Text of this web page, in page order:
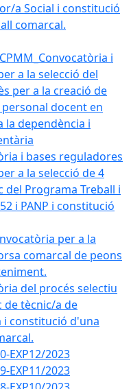
a Social i constitució
comarcal.
i
a la selecció del
per a la creació de
docent en
la dependència i
i bases reguladores
a la selecció de 4
del Programa Treball i
i PANP i constitució
per a la
comarcal de peons
del procés selectiu
de tècnic/a de
constitució d'una
EXP12/2023
EXP11/2023